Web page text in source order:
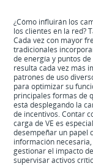
¿Cómo influirán los
los clientes en la red?
Cada vez con mayor
tradicionales
de energía y puntos
resulta cada vez más
patrones de uso
para optimizar su
principales formas de
está desplegando la
de incentivos. Contar
carga de VE es
desempeñar un papel
información
gestionar el impacto
supervisar activos